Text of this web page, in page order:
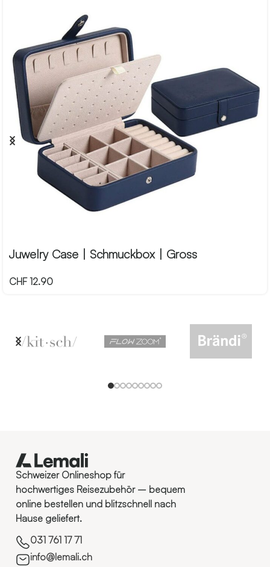
Juwelry Case | Schmuckbox | Gross
CHF12.90
Schweizer Onlineshop für
hochwertiges Reisezubehör – bequem
online bestellen und blitzschnell nach
Hause geliefert.
031 761 17 71
info@lemali.ch